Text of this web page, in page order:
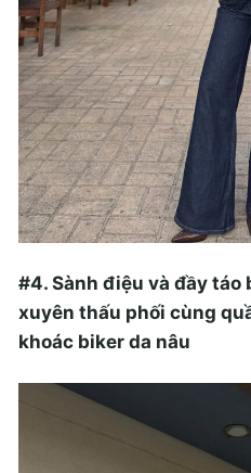
#4. Sành điệu và đầy táo
xuyên thấu phối cùng
khoác biker da nâu